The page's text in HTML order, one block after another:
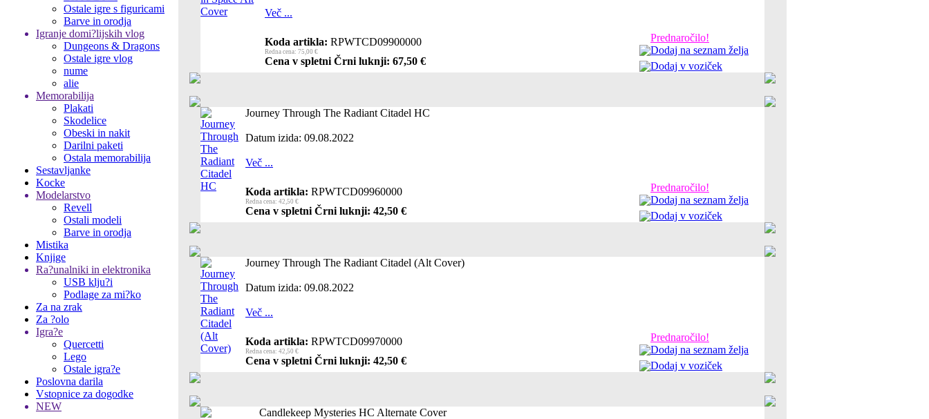
Ostale igre s figuricami
Barve in orodja
Igranje domi?lijskih vlog
Dungeons & Dragons
Ostale igre vlog
nume
alie
Memorabilija
Plakati
Skodelice
Obeski in nakit
Darilni paketi
Ostala memorabilija
Sestavljanke
Kocke
Modelarstvo
Revell
Ostali modeli
Barve in orodja
Mistika
Knjige
Ra?unalniki in elektronika
USB klju?i
Podlage za mi?ko
Za na zrak
Za ?olo
Igra?e
Quercetti
Lego
Ostale igra?e
Poslovna darila
Vstopnice za dogodke
NEW
Več ...
Koda artikla: RPWTCD09900000
Redna cena: 75,00 €
Cena v spletni Črni luknji: 67,50 €
Prednaročilo!
Dodaj na seznam želja
Dodaj v voziček
Journey Through The Radiant Citadel HC
Datum izida: 09.08.2022
Več ...
Koda artikla: RPWTCD09960000
Redna cena: 42,50 €
Cena v spletni Črni luknji: 42,50 €
Prednaročilo!
Dodaj na seznam želja
Dodaj v voziček
Journey Through The Radiant Citadel (Alt Cover)
Datum izida: 09.08.2022
Več ...
Koda artikla: RPWTCD09970000
Redna cena: 42,50 €
Cena v spletni Črni luknji: 42,50 €
Prednaročilo!
Dodaj na seznam želja
Dodaj v voziček
Candlekeep Mysteries HC Alternate Cover